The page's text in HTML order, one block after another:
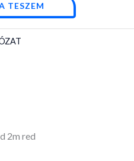
TESZEM
2m red